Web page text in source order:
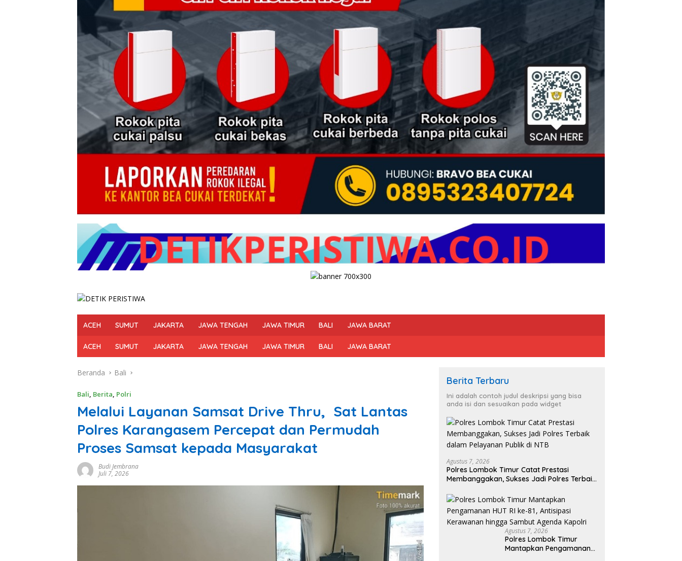
ACEH SUMUT JAKARTA JAWA TENGAH JAWA TIMUR BALI JAWA BARAT
ACEH SUMUT JAKARTA JAWA TENGAH JAWA TIMUR BALI JAWA BARAT
Beranda Bali
Bali, Berita, Polri
Melalui Layanan Samsat Drive Thru, Sat Lantas
Polres Karangasem Percepat dan Permudah
Proses Samsat kepada Masyarakat
Budi Jembrana
Juli 7, 2026
Berita Terbaru
Ini adalah contoh judul deskripsi yang bisa
anda isi dan sesuaikan pada widget
Agustus 7, 2026
Polres Lombok Timur Catat Prestasi
Membanggakan, Sukses Jadi Polres Terbaik
Agustus 7, 2026
Polres Lombok Timur
Mantapkan Pengamanan